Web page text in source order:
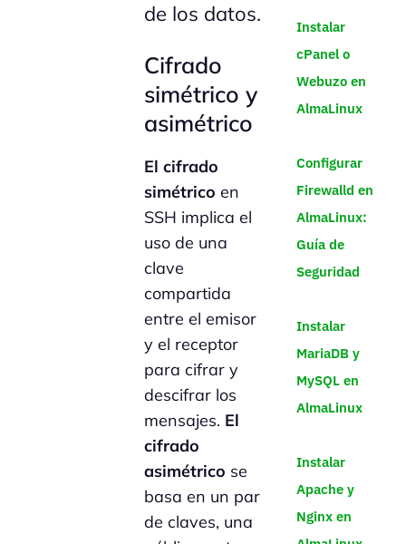
de los datos.
Cifrado
simétrico y
asimétrico
El cifrado
simétrico en
SSH implica el
uso de una
clave
compartida
entre el emisor
y el receptor
para cifrar y
descifrar los
mensajes. El
cifrado
asimétrico se
basa en un par
de claves, una
Instalar
cPanel o
Webuzo en
AlmaLinux
Configurar
Firewalld en
AlmaLinux:
Guía de
Seguridad
Instalar
MariaDB y
MySQL en
AlmaLinux
Instalar
Apache y
Nginx en